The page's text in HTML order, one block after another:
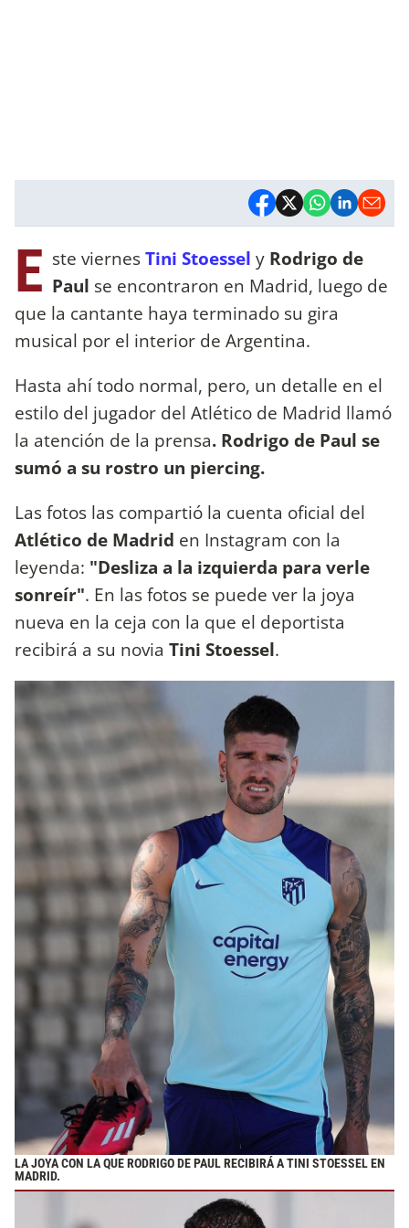
E ste viernesTini Stoessel y Rodrigo de
Paul se encontraron en Madrid, luego de
que la cantante haya terminado su gira
musical por el interior de Argentina.
Hasta ahí todo normal, pero, un detalle en el
estilo del jugador del Atlético de Madrid llamó
la atención de la prensa. Rodrigo de Paul se
sumó a su rostro un piercing.
Las fotos las compartió la cuenta oficial del
Atlético de Madrid en Instagram con la
leyenda: "Desliza a la izquierda para verle
sonreír". En las fotos se puede ver la joya
nueva en la ceja con la que el deportista
recibirá a su novia Tini Stoessel.
LA JOYA CON LA QUE RODRIGO DE PAUL RECIBIRÁ A TINI STOESSEL EN
MADRID.